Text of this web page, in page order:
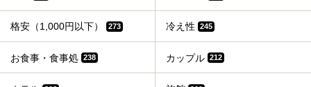
格安（1,000円以下） 273 冷え性 245
お食事・食事処 238 カップル 212